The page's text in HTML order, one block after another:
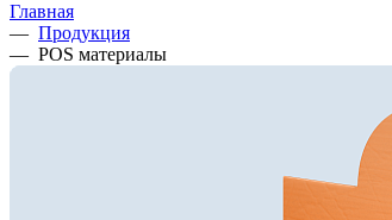
Главная
— Продукция
— POS материалы